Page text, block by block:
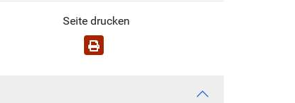
Seite drucken